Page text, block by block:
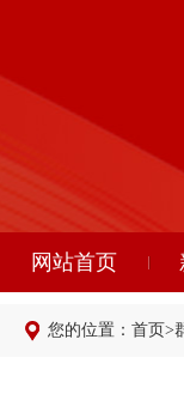
网站首页
您的位置： 首页>